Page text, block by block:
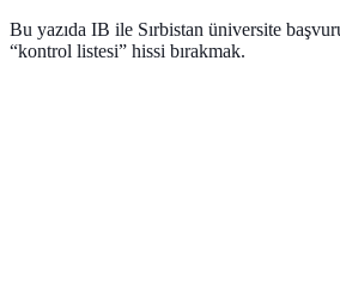
Bu yazıda IB ile Sırbistan üniversite
“kontrol listesi” hissi bırakmak.